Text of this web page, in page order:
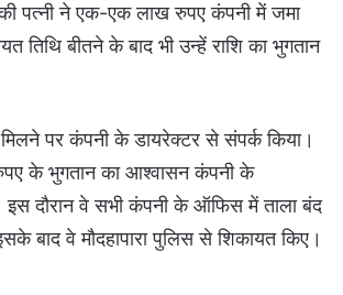
पत्नी ने एक-एक लाख रुपए कंपनी में जमा
तिथि बीतने के बाद भी उन्हें राशि का भुगतान
पर कंपनी के डायरेक्टर से संपर्क किया।
के भुगतान का आश्वासन कंपनी के
इस दौरान वे सभी कंपनी के ऑफिस में ताला बंद
बाद वे मौदहापारा पुलिस से शिकायत किए।